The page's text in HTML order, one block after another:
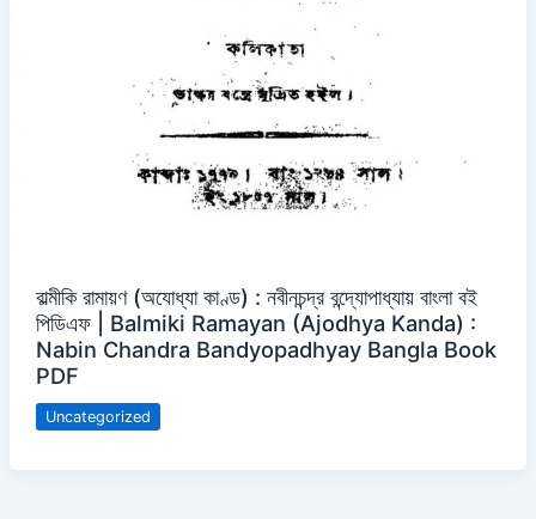
বাল্মীকি রামায়ণ (অযোধ্যা কাণ্ড) : নবীনচন্দ্র বন্দ্যোপাধ্যায় বাংলা বই
পিডিএফ | Balmiki Ramayan (Ajodhya Kanda) :
Nabin Chandra Bandyopadhyay Bangla Book
PDF
Uncategorized